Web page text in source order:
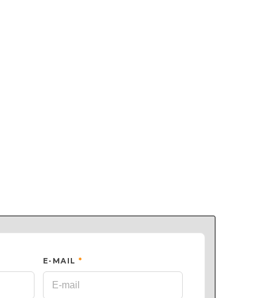
E-MAIL *